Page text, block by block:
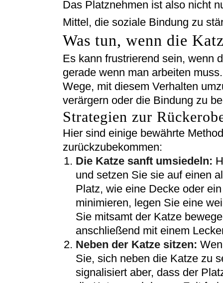
Das Platznehmen ist also nicht
Mittel, die soziale Bindung zu
Was tun, wenn die
Es kann frustrierend sein, wenn
gerade wenn man arbeiten
Wege, mit diesem Verhalten
verärgern oder die Bindung zu
Strategien zur
Hier sind einige bewährte
zurückzubekommen:
Die Katze sanft umsiedeln:
und setzen Sie sie auf einen
Platz, wie eine Decke oder
minimieren, legen Sie eine
Sie mitsamt der Katze
anschließend mit einem
Neben der Katze sitzen:
Sie, sich neben die Katze zu
signalisiert aber, dass der